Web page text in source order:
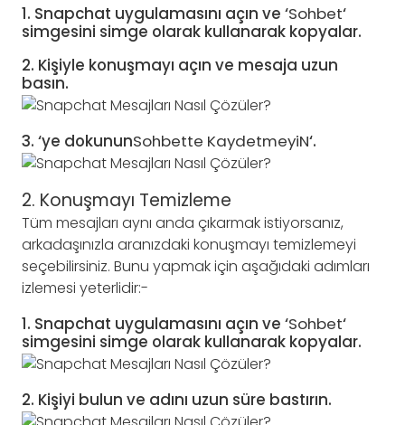
1. Snapchat uygulamasını açın ve ‘Sohbet‘
simgesini simge olarak kullanarak kopyalar.
2. Kişiyle konuşmayı açın ve mesaja uzun
basın.
3. ‘ye dokununSohbette KaydetmeyiN‘.
2. Konuşmayı Temizleme
Tüm mesajları aynı anda çıkarmak istiyorsanız,
arkadaşınızla aranızdaki konuşmayı temizlemeyi
seçebilirsiniz. Bunu yapmak için aşağıdaki adımları
izlemesi yeterlidir:-
1. Snapchat uygulamasını açın ve ‘Sohbet‘
simgesini simge olarak kullanarak kopyalar.
2. Kişiyi bulun ve adını uzun süre bastırın.